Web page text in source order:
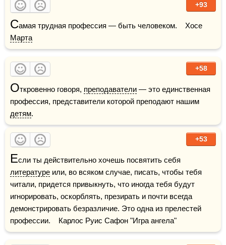
+93
С
Марта
+58
Откровенно говоря, преподаватели — это единственная
детям.
+53
Е
литературе или, во всяком случае, писать, чтобы тебя
читали, придется привыкнуть, что иногда тебя будут
игнорировать, оскорблять, презирать и почти всегда
демонстрировать безразличие. Это одна из прелестей
профессии.    Карлос Руис Сафон "Игра ангела"